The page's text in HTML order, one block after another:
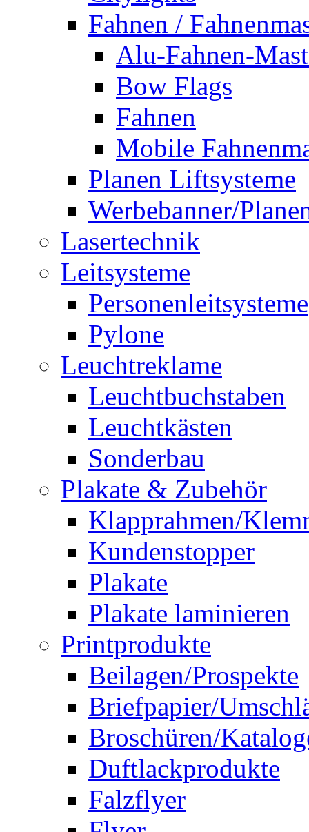
Fahnen /
Alu-Fahnen-
Bow Flags
Fahnen
Mobile
Planen Liftsysteme
Werbebanner/
Lasertechnik
Leitsysteme
Personenleitsysteme
Pylone
Leuchtreklame
Leuchtbuchstaben
Leuchtkästen
Sonderbau
Plakate & Zubehör
Klapprahmen/
Kundenstopper
Plakate
Plakate laminieren
Printprodukte
Beilagen/Prospekte
Briefpapier/
Broschüren/
Duftlackprodukte
Falzflyer